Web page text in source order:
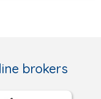
brokers